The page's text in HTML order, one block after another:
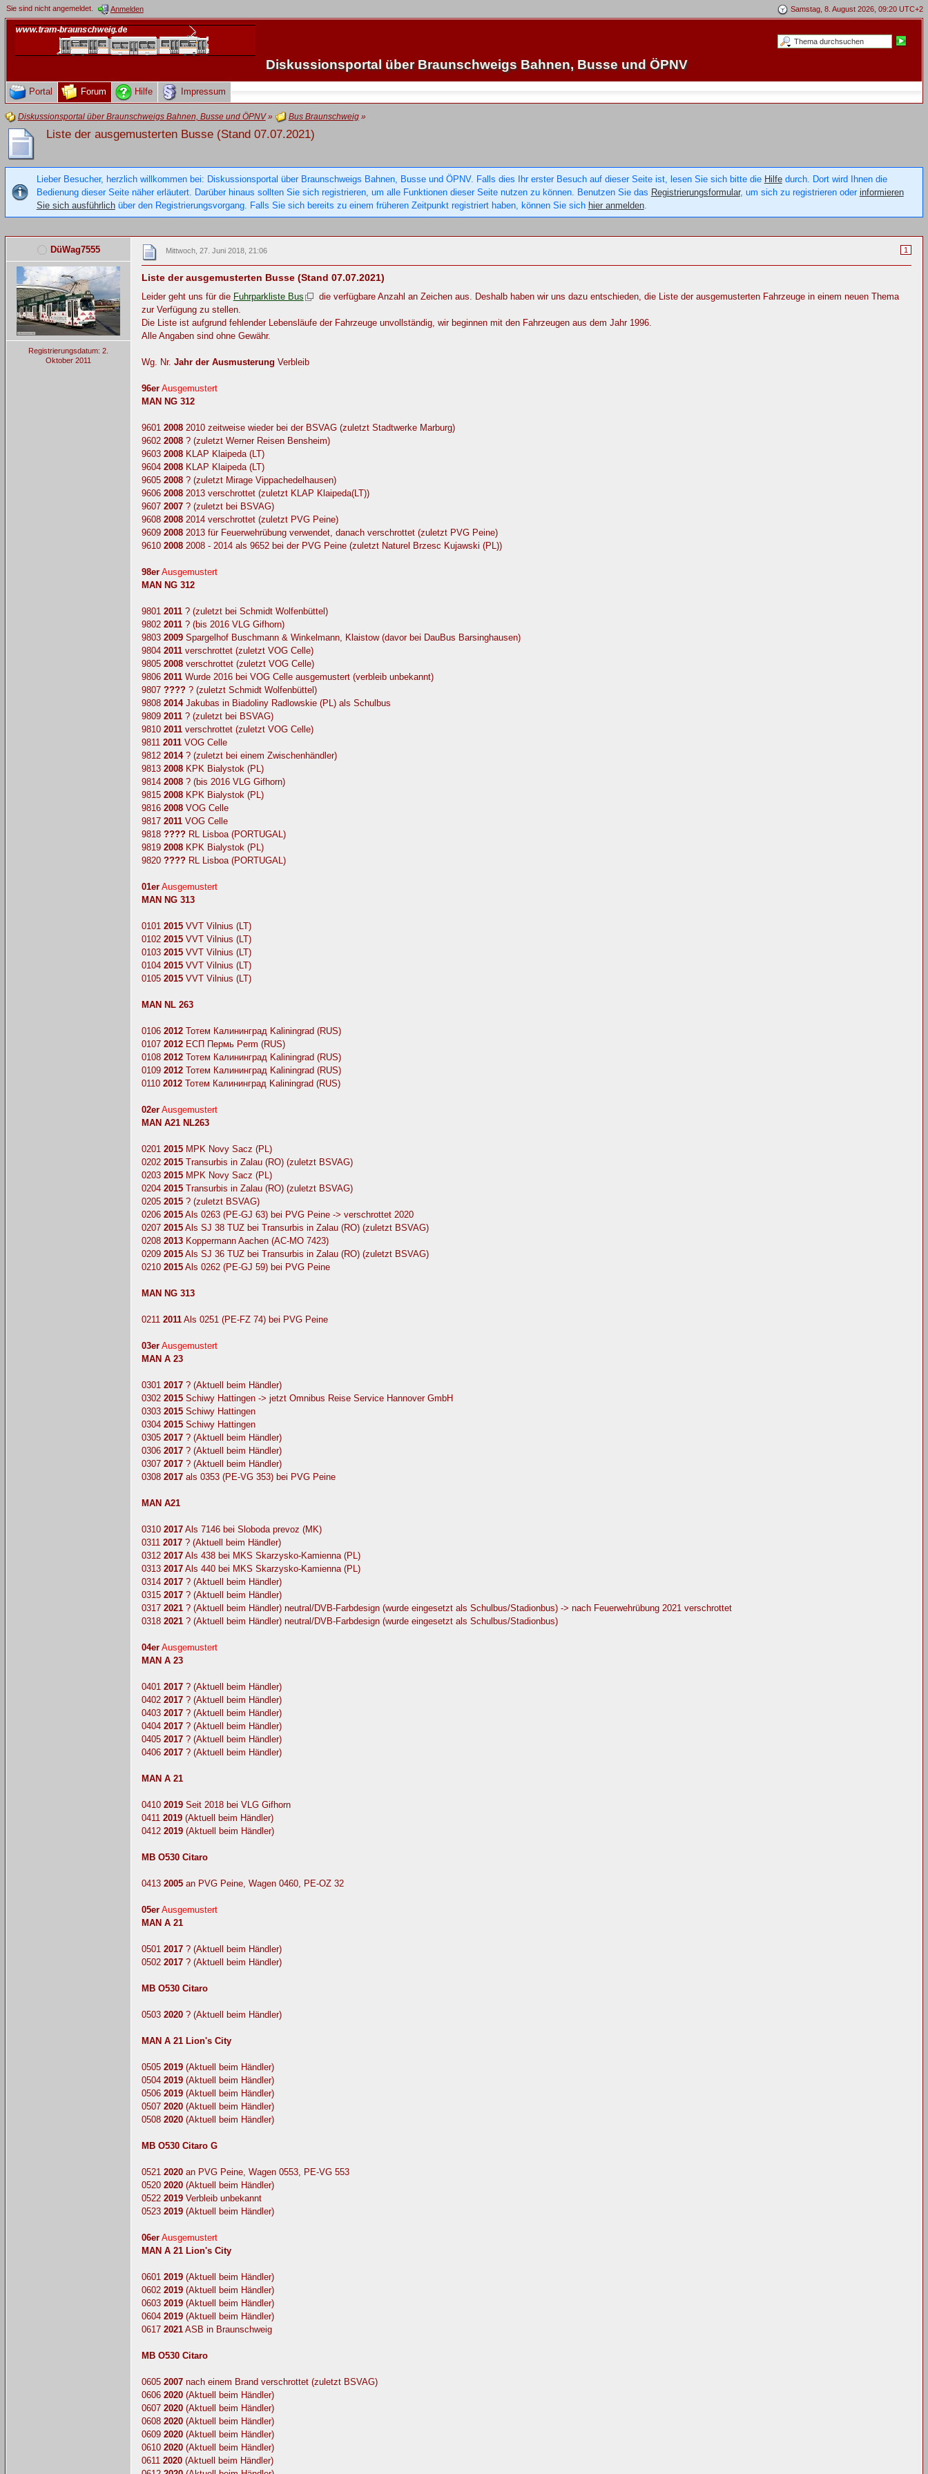
Samstag, 8. August 2026, 09:20 UTC+2
Sie sind nicht angemeldet. Anmelden
Diskussionsportal über Braunschweigs Bahnen, Busse und ÖPNV
Portal Forum Hilfe Impressum
Diskussionsportal über Braunschweigs Bahnen, Busse und ÖPNV» Bus Braunschweig»
Liste der ausgemusterten Busse (Stand 07.07.2021)
Lieber Besucher, herzlich willkommen bei: Diskussionsportal über Braunschweigs Bahnen, Busse und ÖPNV. Falls dies Ihr erster Besuch auf dieser Seite ist, lesen Sie sich bitte die Hilfedurch. Dort wird Ihnen die
Bedienung dieser Seite näher erläutert. Darüber hinaus sollten Sie sich registrieren, um alle Funktionen dieser Seite nutzen zu können. Benutzen Sie das Registrierungsformular, um sich zu registrieren oder informieren
Sie sich ausführlichüber den Registrierungsvorgang. Falls Sie sich bereits zu einem früheren Zeitpunkt registriert haben, können Sie sich hier anmelden.
DüWag7555
Registrierungsdatum: 2.
Oktober 2011
1
Mittwoch, 27. Juni 2018, 21:06
Liste der ausgemusterten Busse (Stand 07.07.2021)
Leider geht uns für die Fuhrparkliste Bus
die verfügbare Anzahl an Zeichen aus. Deshalb haben wir uns dazu entschieden, die Liste der ausgemusterten Fahrzeuge in einem neuen Thema
zur Verfügung zu stellen.
Die Liste ist aufgrund fehlender Lebensläufe der Fahrzeuge unvollständig, wir beginnen mit den Fahrzeugen aus dem Jahr 1996.
Alle Angaben sind ohne Gewähr.
Wg. Nr. Jahr der Ausmusterung Verbleib
96er Ausgemustert
MAN NG 312
9601 20082010 zeitweise wieder bei der BSVAG (zuletzt Stadtwerke Marburg)
9602 2008? (zuletzt Werner Reisen Bensheim)
9603 2008KLAP Klaipeda (LT)
9604 2008KLAP Klaipeda (LT)
9605 2008? (zuletzt Mirage Vippachedelhausen)
9606 20082013 verschrottet (zuletzt KLAP Klaipeda(LT))
9607 2007? (zuletzt bei BSVAG)
9608 20082014 verschrottet (zuletzt PVG Peine)
9609 20082013 für Feuerwehrübung verwendet, danach verschrottet (zuletzt PVG Peine)
9610 20082008 - 2014 als 9652 bei der PVG Peine (zuletzt Naturel Brzesc Kujawski (PL))
98er Ausgemustert
MAN NG 312
9801 2011? (zuletzt bei Schmidt Wolfenbüttel)
9802 2011? (bis 2016 VLG Gifhorn)
9803 2009Spargelhof Buschmann & Winkelmann, Klaistow (davor bei DauBus Barsinghausen)
9804 2011verschrottet (zuletzt VOG Celle)
9805 2008verschrottet (zuletzt VOG Celle)
9806 2011Wurde 2016 bei VOG Celle ausgemustert (verbleib unbekannt)
9807 ????? (zuletzt Schmidt Wolfenbüttel)
9808 2014Jakubas in Biadoliny Radlowskie (PL) als Schulbus
9809 2011? (zuletzt bei BSVAG)
9810 2011verschrottet (zuletzt VOG Celle)
9811 2011VOG Celle
9812 2014? (zuletzt bei einem Zwischenhändler)
9813 2008KPK Bialystok (PL)
9814 2008? (bis 2016 VLG Gifhorn)
9815 2008KPK Bialystok (PL)
9816 2008VOG Celle
9817 2011VOG Celle
9818 ????RL Lisboa (PORTUGAL)
9819 2008KPK Bialystok (PL)
9820 ????RL Lisboa (PORTUGAL)
01er Ausgemustert
MAN NG 313
0101 2015VVT Vilnius (LT)
0102 2015VVT Vilnius (LT)
0103 2015VVT Vilnius (LT)
0104 2015VVT Vilnius (LT)
0105 2015VVT Vilnius (LT)
MAN NL 263
0106 2012Тотем Калининград Kaliningrad (RUS)
0107 2012ЕСП Пермь Perm (RUS)
0108 2012Тотем Калининград Kaliningrad (RUS)
0109 2012Тотем Калининград Kaliningrad (RUS)
0110 2012Тотем Калининград Kaliningrad (RUS)
02er Ausgemustert
MAN A21 NL263
0201 2015MPK Novy Sacz (PL)
0202 2015Transurbis in Zalau (RO) (zuletzt BSVAG)
0203 2015MPK Novy Sacz (PL)
0204 2015Transurbis in Zalau (RO) (zuletzt BSVAG)
0205 2015? (zuletzt BSVAG)
0206 2015Als 0263 (PE-GJ 63) bei PVG Peine -> verschrottet 2020
0207 2015Als SJ 38 TUZ bei Transurbis in Zalau (RO) (zuletzt BSVAG)
0208 2013Koppermann Aachen (AC-MO 7423)
0209 2015Als SJ 36 TUZ bei Transurbis in Zalau (RO) (zuletzt BSVAG)
0210 2015Als 0262 (PE-GJ 59) bei PVG Peine
MAN NG 313
0211 2011Als 0251 (PE-FZ 74) bei PVG Peine
03er Ausgemustert
MAN A 23
0301 2017? (Aktuell beim Händler)
0302 2015Schiwy Hattingen -> jetzt Omnibus Reise Service Hannover GmbH
0303 2015Schiwy Hattingen
0304 2015Schiwy Hattingen
0305 2017? (Aktuell beim Händler)
0306 2017? (Aktuell beim Händler)
0307 2017? (Aktuell beim Händler)
0308 2017als 0353 (PE-VG 353) bei PVG Peine
MAN A21
0310 2017Als 7146 bei Sloboda prevoz (MK)
0311 2017? (Aktuell beim Händler)
0312 2017Als 438 bei MKS Skarzysko-Kamienna (PL)
0313 2017Als 440 bei MKS Skarzysko-Kamienna (PL)
0314 2017? (Aktuell beim Händler)
0315 2017? (Aktuell beim Händler)
0317 2021? (Aktuell beim Händler) neutral/DVB-Farbdesign (wurde eingesetzt als Schulbus/Stadionbus) -> nach Feuerwehrübung 2021 verschrottet
0318 2021? (Aktuell beim Händler) neutral/DVB-Farbdesign (wurde eingesetzt als Schulbus/Stadionbus)
04er Ausgemustert
MAN A 23
0401 2017? (Aktuell beim Händler)
0402 2017? (Aktuell beim Händler)
0403 2017? (Aktuell beim Händler)
0404 2017? (Aktuell beim Händler)
0405 2017? (Aktuell beim Händler)
0406 2017? (Aktuell beim Händler)
MAN A 21
0410 2019Seit 2018 bei VLG Gifhorn
0411 2019(Aktuell beim Händler)
0412 2019(Aktuell beim Händler)
MB O530 Citaro
0413 2005an PVG Peine, Wagen 0460, PE-OZ 32
05er Ausgemustert
MAN A 21
0501 2017? (Aktuell beim Händler)
0502 2017? (Aktuell beim Händler)
MB O530 Citaro
0503 2020? (Aktuell beim Händler)
MAN A 21 Lion's City
0505 2019(Aktuell beim Händler)
0504 2019(Aktuell beim Händler)
0506 2019(Aktuell beim Händler)
0507 2020(Aktuell beim Händler)
0508 2020(Aktuell beim Händler)
MB O530 Citaro G
0521 2020an PVG Peine, Wagen 0553, PE-VG 553
0520 2020(Aktuell beim Händler)
0522 2019Verbleib unbekannt
0523 2019(Aktuell beim Händler)
06er Ausgemustert
MAN A 21 Lion's City
0601 2019(Aktuell beim Händler)
0602 2019(Aktuell beim Händler)
0603 2019(Aktuell beim Händler)
0604 2019(Aktuell beim Händler)
0617 2021ASB in Braunschweig
MB O530 Citaro
0605 2007nach einem Brand verschrottet (zuletzt BSVAG)
0606 2020(Aktuell beim Händler)
0607 2020(Aktuell beim Händler)
0608 2020(Aktuell beim Händler)
0609 2020(Aktuell beim Händler)
0610 2020(Aktuell beim Händler)
0611 2020(Aktuell beim Händler)